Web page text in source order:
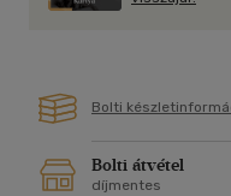
Bolti
Bolti átvétel
díjmentes